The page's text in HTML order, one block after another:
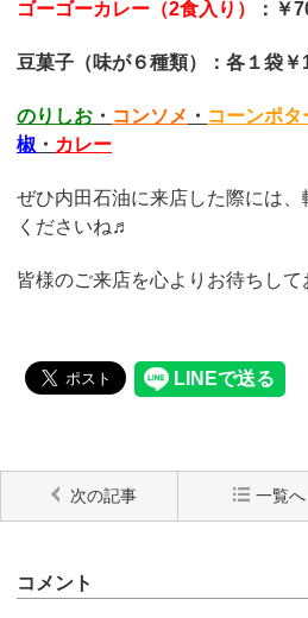
ゴーゴーカレー（2食入り） ：￥
豆菓子（味が６種類）：各１袋￥
のりしお ・ コンソメ ・ コーンポタ
椒 ・ カレー
ぜひ内田石油に来店した際には
くださいね♬
皆様のご来店を心よりお待ちして
次の記事 一覧へ
コメント